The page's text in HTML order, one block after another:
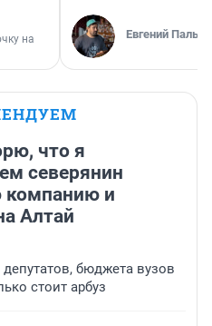
на
Евгений
что я
северянин
компанию и
Алтай
бюджета вузов
стоит арбуз